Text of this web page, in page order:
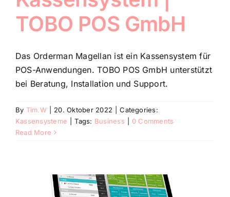
TOBO POS GmbH
Das Orderman Magellan ist ein Kassensystem für
POS-Anwendungen. TOBO POS GmbH unterstützt
bei Beratung, Installation und Support.
By Tim.W 20. Oktober 2022
Categories:
Kassensysteme
Tags: Business
0 Comments
Read More